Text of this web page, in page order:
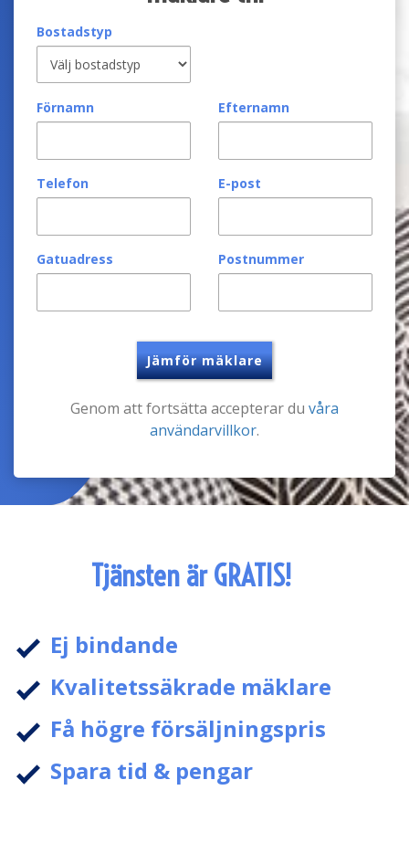
Bostadstyp
Förnamn Efternamn
Telefon E-post
Gatuadress Postnummer
Jämför mäklare
Genom att fortsätta accepterar du våra
användarvillkor.
Tjänsten är GRATIS!
Ej bindande
Kvalitetssäkrade mäklare
Få högre försäljningspris
Spara tid & pengar